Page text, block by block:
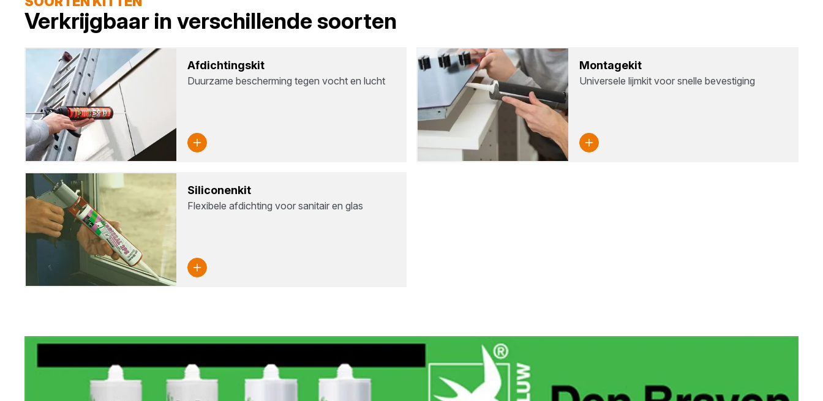
Verkrijgbaar in verschillende soorten
Afdich­tings­kit
Duurzame bescherming tegen vocht en lucht
Mon­ta­ge­kit
Universele lijmkit voor snelle bevestiging
Sili­co­nen­kit
Flexibele afdichting voor sanitair en glas